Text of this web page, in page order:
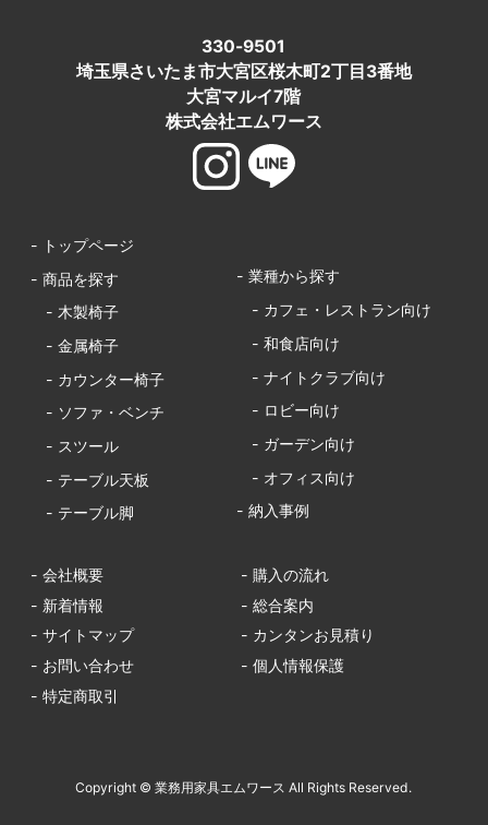
330-9501
埼玉県さいたま市大宮区桜木町2丁目3番地
大宮マルイ7階
株式会社エムワース
- トップページ
- 商品を探す
- 木製椅子
- 金属椅子
- カウンター椅子
- ソファ・ベンチ
- スツール
- テーブル天板
- テーブル脚
- 業種から探す
- カフェ・レストラン向け
- 和食店向け
- ナイトクラブ向け
- ロビー向け
- ガーデン向け
- オフィス向け
- 納入事例
- 会社概要
- 購入の流れ
- 新着情報
- 総合案内
- サイトマップ
- カンタンお見積り
- お問い合わせ
- 個人情報保護
- 特定商取引
Copyright © 業務用家具エムワース All Rights Reserved.